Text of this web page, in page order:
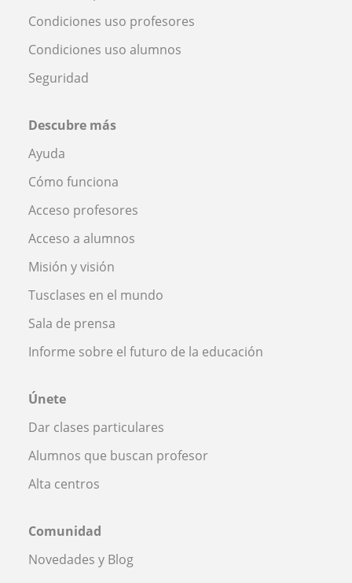
Condiciones uso profesores
Condiciones uso alumnos
Seguridad
Descubre más
Ayuda
Cómo funciona
Acceso profesores
Acceso a alumnos
Misión y visión
Tusclases en el mundo
Sala de prensa
Informe sobre el futuro de la educación
Únete
Dar clases particulares
Alumnos que buscan profesor
Alta centros
Comunidad
Novedades y Blog